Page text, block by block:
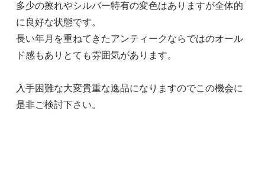
多少の擦れやシルバー特有の変色はありますが全体的
に良好な状態です。
長い年月を重ねてきたアンティークならではのオール
ド感もありとても雰囲気があります。
入手困難な大変貴重な逸品になりますのでこの機会に
是非ご検討下さい。